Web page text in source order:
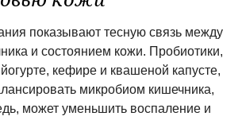
показывают тесную связь между
и состоянием кожи. Пробиотики,
кефире и квашеной капусте,
микробиом кишечника,
может уменьшить воспаление и